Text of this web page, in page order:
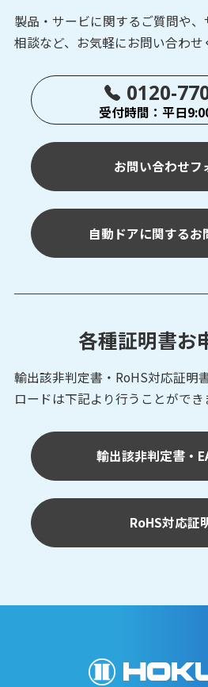
製品・サービに関するご質問や
相談など、お気軽にお問い合わせ
0120-
受付時間：平日
お問い合わせフ
自動ドアに関するお
各種証明書お
輸出該非判定書・RoHS対応証明
ロードは下記より行うことができ
輸出該非判定書・
RoHS対応証